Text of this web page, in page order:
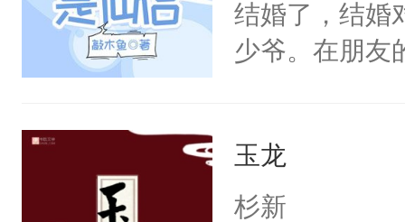
根。她的眼中
爱慕沈芸澜看
结婚了，结婚
少爷。在朋友
门，并且对方
缘。重活一次
玉龙
杉新